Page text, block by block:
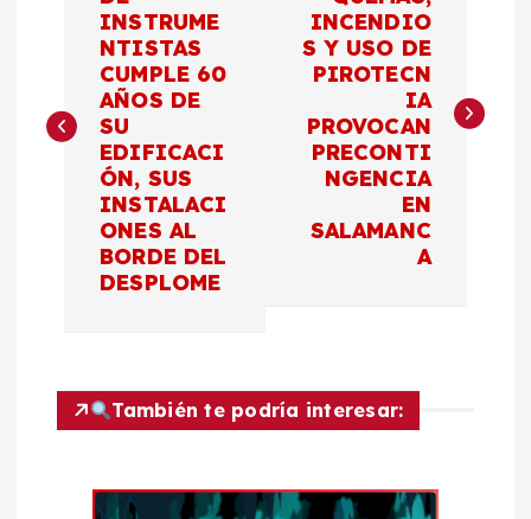
e
INSTRUME
NTISTAS
CUMPLE 60
AÑOS DE
SU
EDIFICACI
ÓN, SUS
INSTALACI
ONES AL
BORDE DEL
DESPLOME
INCENDIO
S Y USO DE
PIROTECN
IA
PROVOCAN
PRECONTI
NGENCIA
EN
SALAMANC
A
También te podría interesar: